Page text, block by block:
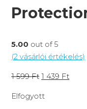
5.00 out of 5
(2 vásárlói értékelés)
1 599Ft 1 439 Ft
Elfogyott